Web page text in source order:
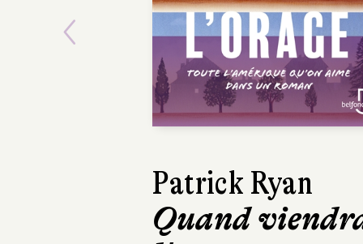
David Sala
Frankenstein
Previous